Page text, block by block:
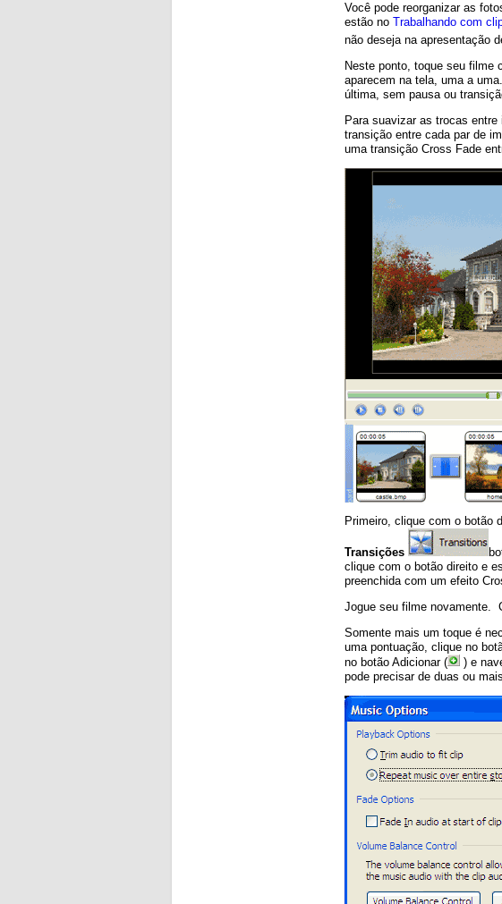
Você pode reorganizar as
estão no Trabalhando com
não deseja na apresentação
Neste ponto, toque seu filme
aparecem na tela, uma a
última, sem pausa ou
Para suavizar as trocas
transição entre cada par de
uma transição Cross Fade
Primeiro, clique com o botão
Transições
clique com o botão direito e
preenchida com um efeito
Jogue seu filme novamente.
Somente mais um toque é
uma pontuação, clique no
no botão Adicionar (
) e
pode precisar de duas ou